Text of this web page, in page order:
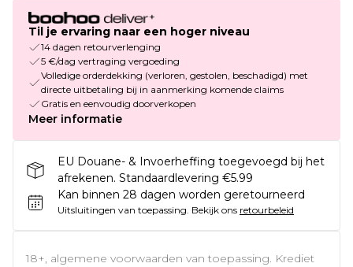
Til je ervaring naar een hoger niveau
14 dagen retourverlenging
5 €/dag vertraging vergoeding
Volledige orderdekking (verloren, gestolen, beschadigd) met
directe uitbetaling bij in aanmerking komende claims
Gratis en eenvoudig doorverkopen
Meer informatie
EU Douane- & Invoerheffing toegevoegd bij het
afrekenen. Standaardlevering €5.99
Kan binnen 28 dagen worden geretourneerd
Uitsluitingen van toepassing. Bekijk ons retourbeleid
18+, algemene voorwaarden van toepassing. Krediet